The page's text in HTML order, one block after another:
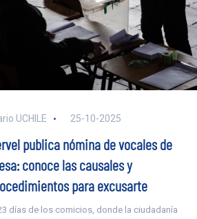
UCHILE 25-10-2025
publica nómina de vocales de
conoce las causales y
para excusarte
días de los comicios, donde la ciudadanía